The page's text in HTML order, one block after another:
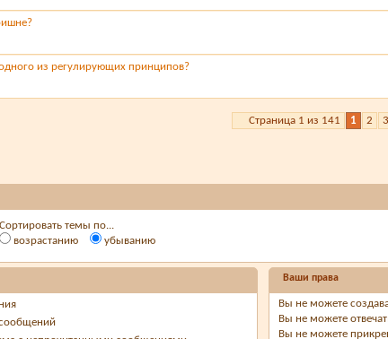
из регулирующих принципов?
Страница 1 из 141 1 2 3
Сортировать темы по...
возрастанию
убыванию
Ваши права
Выне можете
Выне можете
Выне можете